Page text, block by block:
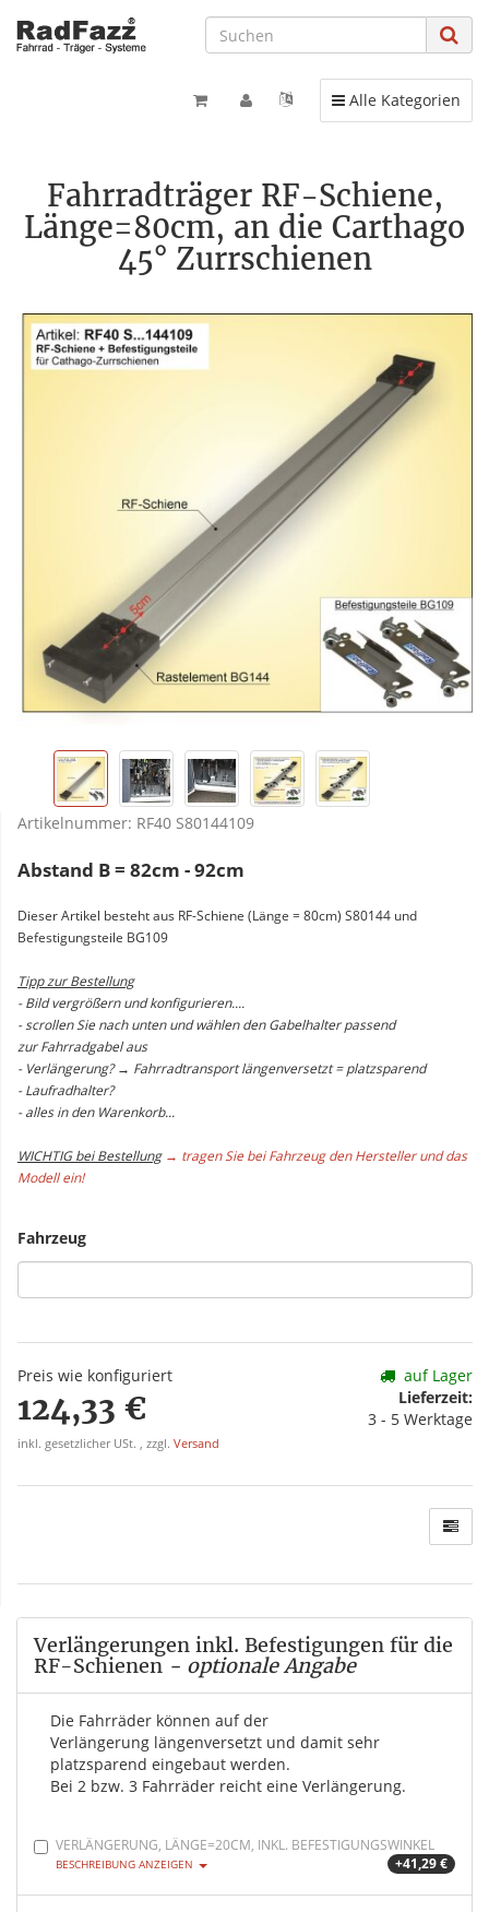
Toggle navigation
Alle Kategorien
Fahrradträger RF-Schiene,
Länge=80cm, an die Carthago
45° Zurrschienen
Artikelnummer: RF40 S80144109
Abstand B = 82cm - 92cm
Dieser Artikel besteht aus RF-Schiene (Länge = 80cm) S80144 und
Befestigungsteile BG109
Tipp zur Bestellung
- Bild vergrößern und konfigurieren....
- scrollen Sie nach unten und wählen den Gabelhalter passend
zur Fahrradgabel aus
- Verlängerung? → Fahrradtransport längenversetzt = platzsparend
- Laufradhalter?
- alles in den Warenkorb...
WICHTIG bei Bestellung → tragen Sie bei Fahrzeug den Hersteller und das
Modell ein!
Fahrzeug
Preis wie konfiguriert
124,33 €
inkl. gesetzlicher USt. , zzgl. Versand
auf Lager
Lieferzeit:
3 - 5 Werktage
Verlängerungen inkl. Befestigungen für die
RF-Schienen - optionale Angabe
Die Fahrräder können auf der
Verlängerung längenversetzt und damit sehr
platzsparend eingebaut werden.
Bei 2 bzw. 3 Fahrräder reicht eine Verlängerung.
VERLÄNGERUNG, LÄNGE=20CM, INKL. BEFESTIGUNGSWINKEL
+41,29 €
BESCHREIBUNG ANZEIGEN